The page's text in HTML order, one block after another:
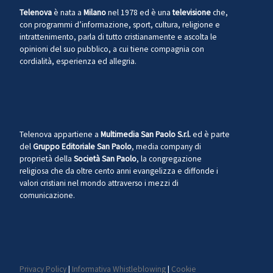
Telenovaè nata a Milanonel 1978 ed è unatelevisioneche,
con programmi d’informazione, sport, cultura, religione e
intrattenimento, parla di tutto cristianamente e ascolta le
opinioni del suo pubblico, a cui tiene compagnia con
cordialità, esperienza ed allegria.
Telenova appartiene a Multimedia San Paolo S.r.l.ed è parte
delGruppo Editoriale San Paolo, media company di
proprietà della Società San Paolo, la congregazione
religiosa che da oltre cento anni evangelizza e diffonde i
valori cristiani nel mondo attraverso i mezzi di
comunicazione.
Privacy Policy| Informativa Whistleblowing| Cookie